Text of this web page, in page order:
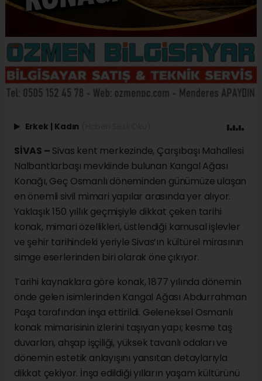
Erkek Kadın
SİVAS – Sivas kent merkezinde, Çarşıbaşı Mahallesi
Nalbantlarbaşı mevkiinde bulunan Kangal Ağası
Konağı, Geç Osmanlı döneminden günümüze ulaşan
en önemli sivil mimari yapılar arasında yer alıyor.
Yaklaşık 150 yıllık geçmişiyle dikkat çeken tarihi
konak, mimari özellikleri, üstlendiği kamusal işlevler
ve şehir tarihindeki yeriyle Sivas’ın kültürel mirasının
simge eserlerinden biri olarak öne çıkıyor.
Tarihi kaynaklara göre konak, 1877 yılında dönemin
önde gelen isimlerinden Kangal Ağası Abdurrahman
Paşa tarafından inşa ettirildi. Geleneksel Osmanlı
konak mimarisinin izlerini taşıyan yapı; kesme taş
duvarları, ahşap işçiliği, yüksek tavanlı odaları ve
dönemin estetik anlayışını yansıtan detaylarıyla
dikkat çekiyor. İnşa edildiği yılların yaşam kültürünü